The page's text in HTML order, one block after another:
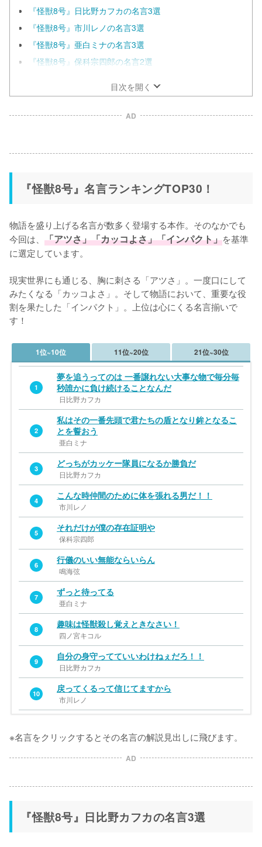
『怪獣8号』日比野カフカの名言3選
『怪獣8号』市川レノの名言3選
『怪獣8号』亜白ミナの名言3選
『怪獣8号』保科宗四郎の名言2選
目次を開く
AD
『怪獣8号』名言ランキングTOP30！
物語を盛り上げる名言が数多く登場する本作。そのなかでも
今回は、 「アツさ」「カッコよさ」「インパクト」を基準
に選定しています。
現実世界にも通じる、胸に刺さる「アツさ」。一度口にして
みたくなる「カッコよさ」。そして物語において、重要な役
割を果たした「インパクト」。上位は心にくる名言揃いで
す！
1位~10位
1
夢を追うってのは 一番譲れない大事な物で毎分毎
秒誰かに負け続けることなんだ
日比野カフカ
2
私はその一番先頭で君たちの盾となり鉾となるこ
とを誓おう
亜白ミナ
3 どっちがカッケー隊員になるか勝負だ
日比野カフカ
4 こんな時仲間のために体を張れる男だ！！
市川レノ
5 それだけが僕の存在証明や
保科宗四郎
6 行儀のいい無能ならいらん
鳴海弦
7 ずっと待ってる
亜白ミナ
8 趣味は怪獣殺し覚えときなさい！
四ノ宮キコル
9 自分の身守ってていいわけねぇだろ！！
日比野カフカ
10 戻ってくるって信じてますから
市川レノ
11位~20位
亜白ミナ
1％くらい期待しといたる
お前をボクの次くらいに強くしてやる
ママの代わりにみんなを助けるから
21位~30位
古橋伊春
私が敵を射抜くとき君がその道を切り開いてくれな
四ノ宮功
※名言をクリックするとその名言の解説見出しに飛びます。
AD
『怪獣8号』日比野カフカの名言3選